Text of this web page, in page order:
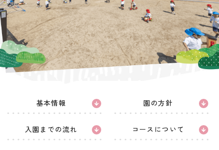
桜井こども園
TOP 園の特徴 入園案内
採用情報
基本情報 園の方針
入園までの流れ コースについて